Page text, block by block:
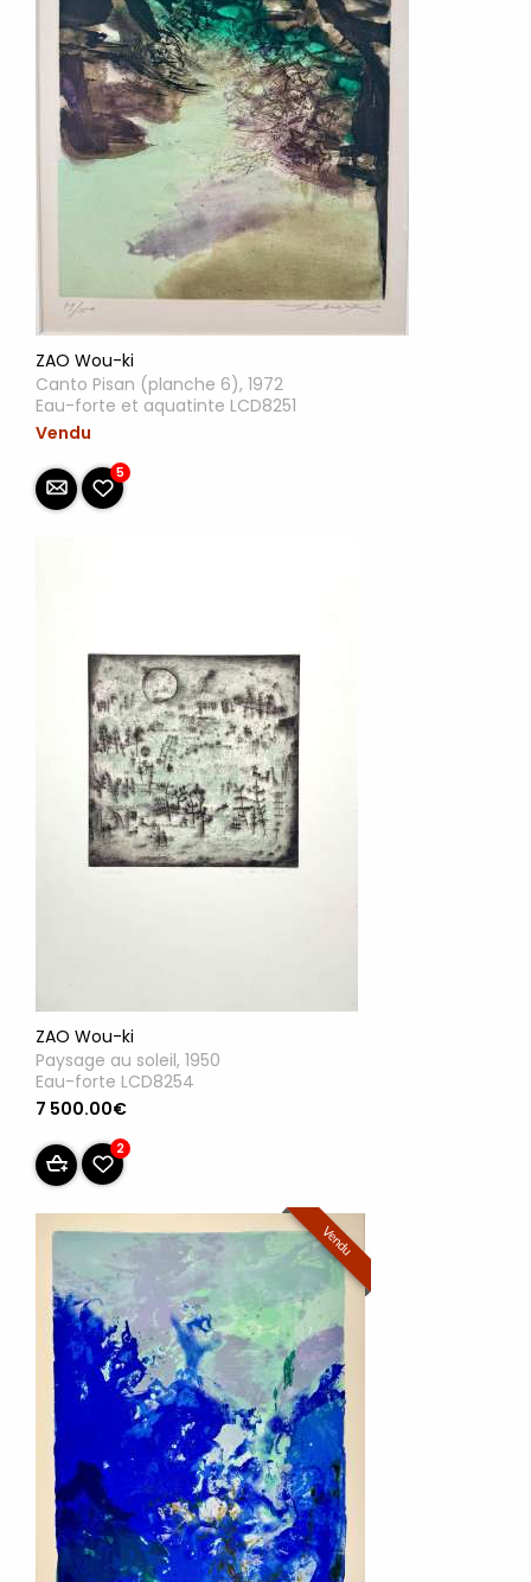
ZAO Wou-ki
Canto Pisan (planche 6), 1972
Eau-forte et aquatinte LCD8251
Vendu
5
ZAO Wou-ki
Paysage au soleil, 1950
Eau-forte LCD8254
7 500.00€
2
Vendu